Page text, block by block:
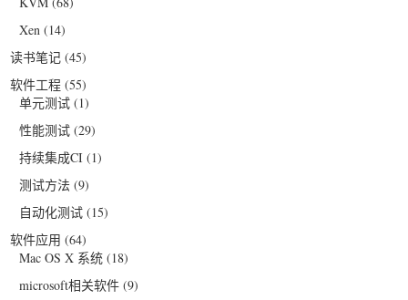
Xen (14)
读书笔记 (45)
软件工程 (55)
单元测试 (1)
性能测试 (29)
持续集成CI (1)
测试方法 (9)
自动化测试 (15)
软件应用 (64)
Mac OS X 系统 (18)
microsoft相关软件 (9)